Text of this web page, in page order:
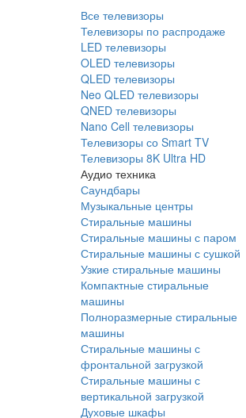
Все телевизоры
Телевизоры по распродаже
LED телевизоры
OLED телевизоры
QLED телевизоры
Neo QLED телевизоры
QNED телевизоры
Nano Cell телевизоры
Телевизоры со Smart TV
Телевизоры 8K Ultra HD
Аудио техника
Саундбары
Музыкальные центры
Стиральные машины
Стиральные машины с паром
Стиральные машины с сушкой
Узкие стиральные машины
Компактные стиральные
машины
Полноразмерные стиральные
машины
Стиральные машины с
фронтальной загрузкой
Стиральные машины с
вертикальной загрузкой
Духовые шкафы